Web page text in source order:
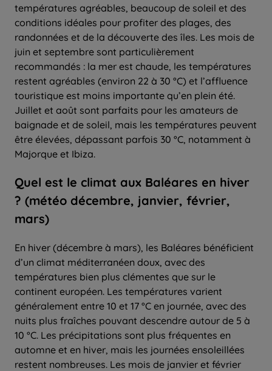
températures agréables, beaucoup de soleil et des
conditions idéales pour profiter des plages, des
randonnées et de la découverte des îles. Les mois de
juin et septembre sont particulièrement
recommandés : la mer est chaude, les températures
restent agréables (environ 22 à 30 °C) et l’affluence
touristique est moins importante qu’en plein été.
Juillet et août sont parfaits pour les amateurs de
baignade et de soleil, mais les températures peuvent
être élevées, dépassant parfois 30 °C, notamment à
Majorque et Ibiza.
Quel est le climat aux Baléares en hiver
? (météo décembre, janvier, février,
mars)
En hiver (décembre à mars), les Baléares bénéficient
d’un climat méditerranéen doux, avec des
températures bien plus clémentes que sur le
continent européen. Les températures varient
généralement entre 10 et 17 °C en journée, avec des
nuits plus fraîches pouvant descendre autour de 5 à
10 °C. Les précipitations sont plus fréquentes en
automne et en hiver, mais les journées ensoleillées
restent nombreuses. Les mois de janvier et février